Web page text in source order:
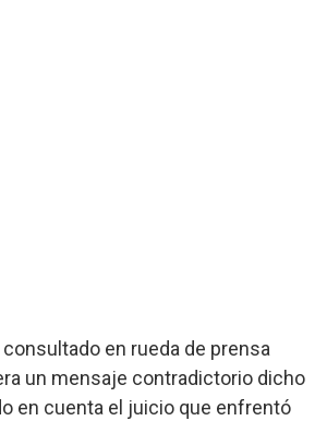
en rueda de prensa
un mensaje contradictorio dicho
en cuenta el juicio que enfrentó